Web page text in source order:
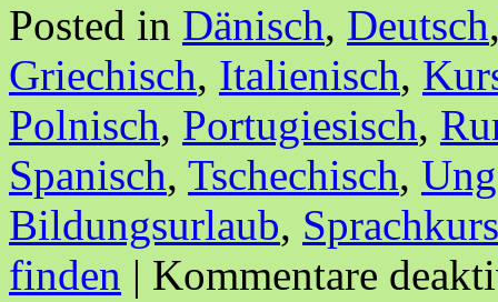
Posted in Dänisch, Deutsch
Griechisch, Italienisch,
Polnisch, Portugiesisch,
Spanisch, Tschechisch,
Bildungsurlaub, Sprachkurs
finden | Kommentare